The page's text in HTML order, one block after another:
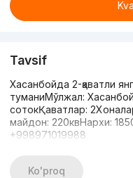
Tavsif
Хасанбойда 2-қаватли
туманиМўлжал:
сотокҚаватлар:
майдон: 220квНархи:
+998971019988
Ko'proq